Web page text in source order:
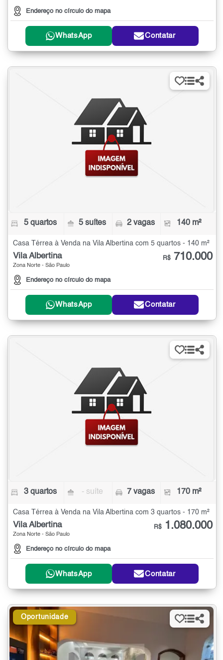
Endereço no círculo do mapa
WhatsApp Contatar
5 quartos 5 suítes 2 vagas 140 m²
Casa Térrea à Venda na Vila Albertina com 5 quartos - 140 m²
Vila Albertina
Zona Norte - São Paulo
Endereço no círculo do mapa
R$ 710.000
WhatsApp Contatar
3 quartos - suíte 7 vagas 170 m²
Casa Térrea à Venda na Vila Albertina com 3 quartos - 170 m²
Vila Albertina
Zona Norte - São Paulo
Endereço no círculo do mapa
R$ 1.080.000
WhatsApp Contatar
Oportunidade